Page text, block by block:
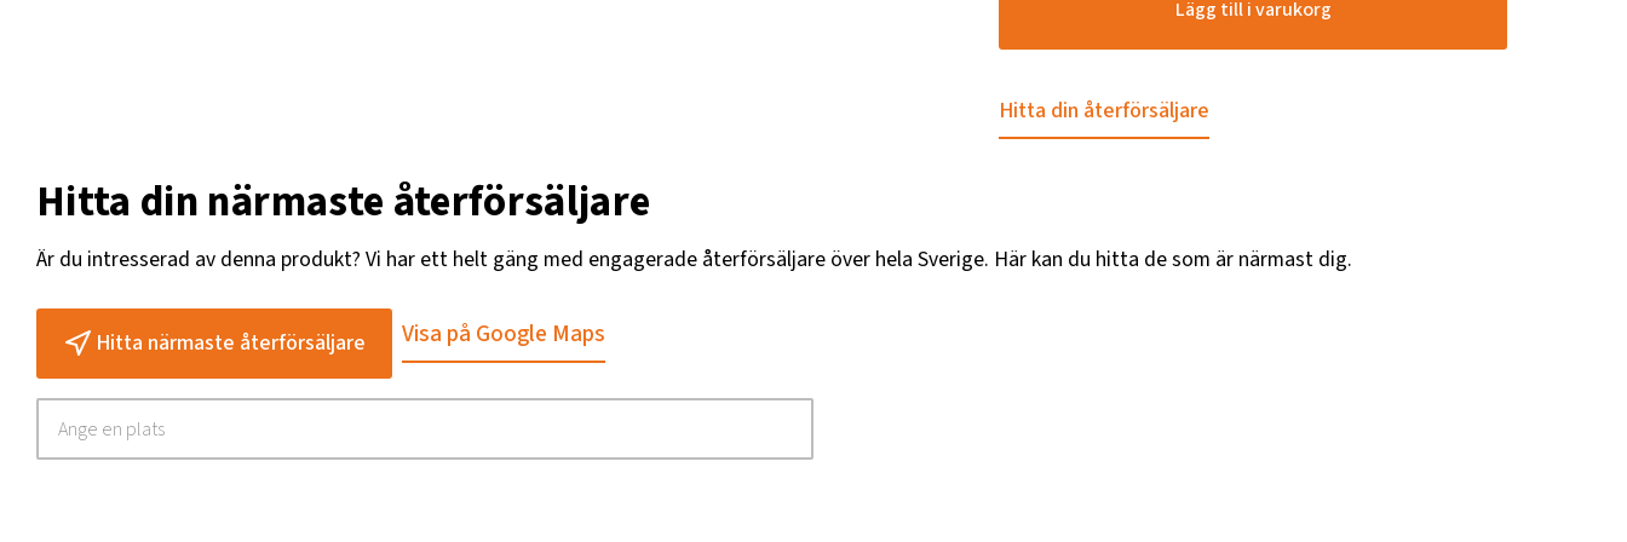
Lägg till i varukorg
Hitta din återförsäljare
Hitta din närmaste återförsäljare
Är du intresserad av denna produkt? Vi har ett helt gäng med engagerade återförsäljare över hela Sverige. Här kan du hitta de som är närmast dig.
Hitta närmaste återförsäljare Visa på Google Maps